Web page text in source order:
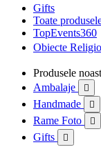
Gifts
Toate
TopEvents360
Obiecte
Produsele
Ambalaje

Handmade 
Rame Foto 
Gifts 